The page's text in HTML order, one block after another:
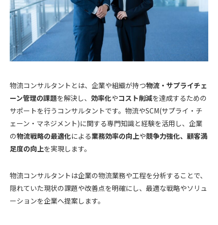
物流コンサルタントとは、企業や組織が持つ物流・サプライチェ
ーン管理の課題を解決し、 効率化やコスト削減を達成するための
サポートを行うコンサルタントです。物流やSCM(サプライ・チ
ェーン・マネジメント)に関する専門知識と経験を活用し、企業
の物流戦略の最適化による業務効率の向上や競争力強化、顧客満
足度の向上を実現します。
物流コンサルタントは企業の物流業務や工程を分析することで、
隠れていた現状の課題や改善点を明確にし、最適な戦略やソリュ
ーションを企業へ提案します。